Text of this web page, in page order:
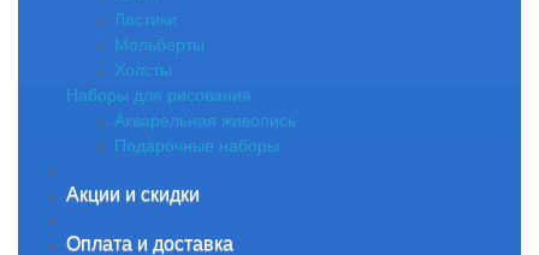
Ластики
Мольберты
Холсты
Наборы для рисования
Акварельная живопись
Подарочные наборы
Акции и скидки
Оплата и доставка